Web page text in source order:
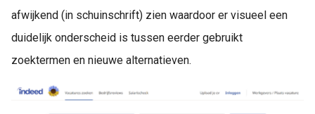
afwijkend (in schuinschrift) zien waardoor er visueel een
duidelijk onderscheid is tussen eerder gebruikt
zoektermen en nieuwe alternatieven.